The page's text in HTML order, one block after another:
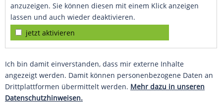
anzuzeigen. Sie können diesen mit einem Klick anzeigen
lassen und auch wieder deaktivieren.
jetzt aktivieren
Ich bin damit einverstanden, dass mir externe Inhalte
angezeigt werden. Damit können personenbezogene Daten an
Drittplattformen übermittelt werden. Mehr dazu in unseren
Datenschutzhinweisen.